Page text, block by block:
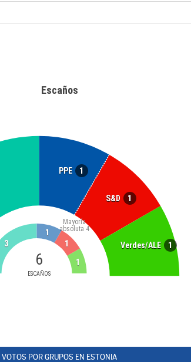
Escaños
PPE 1
S&D 1
Verdes/ALE 1
6
ESCAÑOS
Mayoría
absoluta 4
3
1
1
1
VOTOS POR GRUPOS EN ESTONIA